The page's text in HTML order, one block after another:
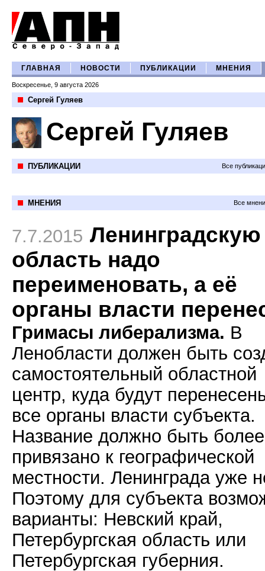
ГЛАВНАЯ НОВОСТИ ПУБЛИКАЦИИ МНЕНИЯ
Воскресенье, 9 августа 2026
Сергей Гуляев
Сергей Гуляев
ПУБЛИКАЦИИ Все
МНЕНИЯ Все
7.7.2015 Ленинградскую
область надо
переименовать, а её
органы власти
Гримасы либерализма. В
Ленобласти должен быть
самостоятельный областной
центр, куда будут
все органы власти субъекта.
Название должно быть более
привязано к географической
местности. Ленинграда уже
Поэтому для субъекта
варианты: Невский край,
Петербургская область или
Петербургская губерния.